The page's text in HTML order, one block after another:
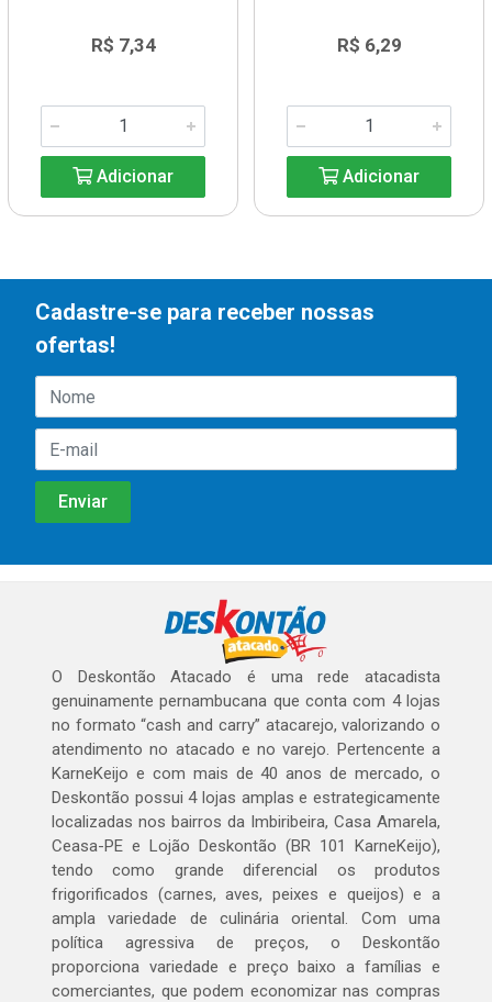
R$ 7,34
Adicionar
R$ 6,29
Adicionar
Cadastre-se para receber nossas
ofertas!
O Deskontão Atacado é uma rede atacadista
genuinamente pernambucana que conta com 4 lojas
no formato “cash and carry” atacarejo, valorizando o
atendimento no atacado e no varejo. Pertencente a
KarneKeijo e com mais de 40 anos de mercado, o
Deskontão possui 4 lojas amplas e estrategicamente
localizadas nos bairros da Imbiribeira, Casa Amarela,
Ceasa-PE e Lojão Deskontão (BR 101 KarneKeijo),
tendo como grande diferencial os produtos
frigorificados (carnes, aves, peixes e queijos) e a
ampla variedade de culinária oriental. Com uma
política agressiva de preços, o Deskontão
proporciona variedade e preço baixo a famílias e
comerciantes, que podem economizar nas compras